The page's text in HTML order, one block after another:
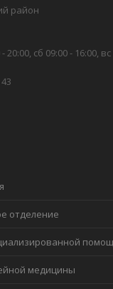
район
20:00, сб 09:00 - 16:00,
отделение
медицины